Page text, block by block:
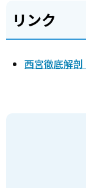
リンク
西宮徹底解